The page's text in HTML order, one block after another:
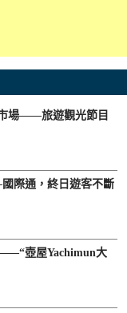
場——旅遊觀光節目
際通，終日遊客不斷
壺屋Yachimun大